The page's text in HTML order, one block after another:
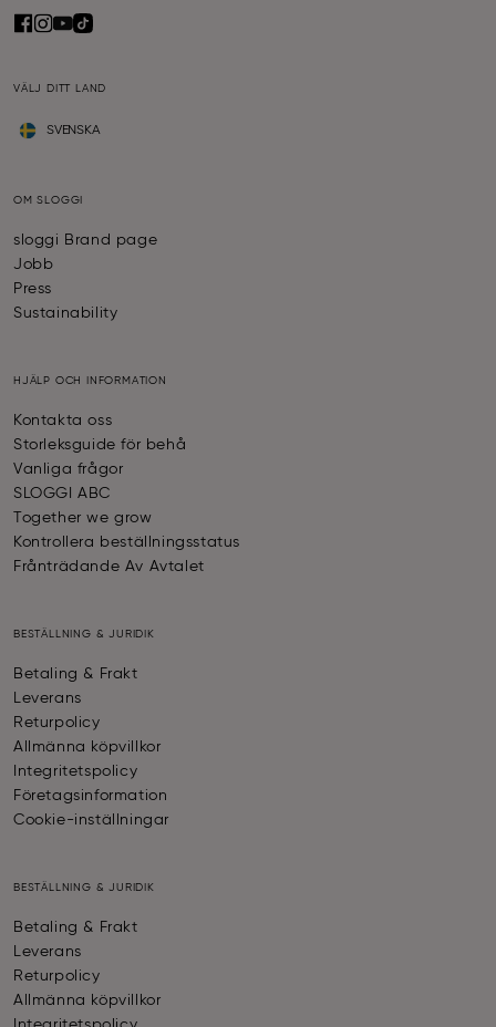
VÄLJ DITT LAND
SVENSKA
OM SLOGGI
sloggi Brand page
Jobb
Press
Sustainability
HJÄLP OCH INFORMATION
Kontakta oss
Storleksguide för behå
Vanliga frågor
SLOGGI ABC
Together we grow
Kontrollera beställningsstatus
Frånträdande Av Avtalet
BESTÄLLNING & JURIDIK
Betaling & Frakt
Leverans
Returpolicy
Allmänna köpvillkor
Integritetspolicy
Företagsinformation
Cookie-inställningar
BESTÄLLNING & JURIDIK
Betaling & Frakt
Leverans
Returpolicy
Allmänna köpvillkor